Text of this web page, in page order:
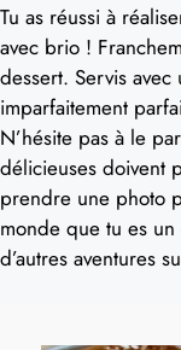
Tu as réussi à
avec brio !
dessert. Servis
imparfaitement
N’hésite pas à le
délicieuses doivent
prendre une photo
monde que tu es
d’autres aventures